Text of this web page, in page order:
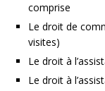
comprise
Le droit de
visites)
Le droit à
Le droit à